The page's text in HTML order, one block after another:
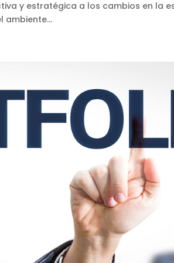
y estratégica a los cambios en la
ambiente...